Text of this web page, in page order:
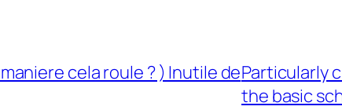
cela roule ? ) Inutile deParticularly
the basic